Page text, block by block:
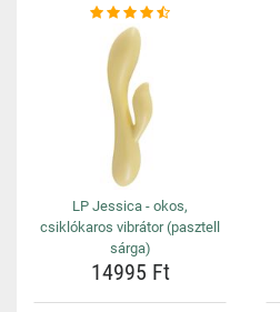
LP Jessica - okos,
csiklókaros vibrátor (pasztell
sárga)
14995 Ft